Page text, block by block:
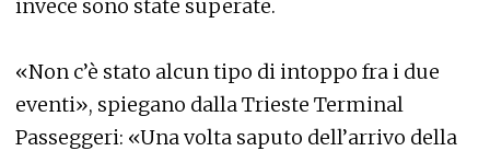
invece sono state superate.
«Non c’è stato alcun tipo di intoppo fra i due
eventi», spiegano dalla Trieste Terminal
Passeggeri: «Una volta saputo dell’arrivo della